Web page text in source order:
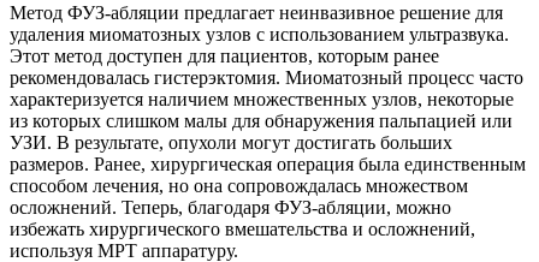
Метод ФУЗ-абляции предлагает неинвазивное решение для
удаления миоматозных узлов с использованием ультразвука.
Этот метод доступен для пациентов, которым ранее
рекомендовалась гистерэктомия. Миоматозный процесс часто
характеризуется наличием множественных узлов, некоторые
из которых слишком малы для обнаружения пальпацией или
УЗИ. В результате, опухоли могут достигать больших
размеров. Ранее, хирургическая операция была единственным
способом лечения, но она сопровождалась множеством
осложнений. Теперь, благодаря ФУЗ-абляции, можно
избежать хирургического вмешательства и осложнений,
используя МРТ аппаратуру.